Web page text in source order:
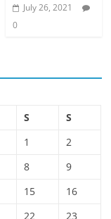
July 26, 2021
0
S
S
1
2
8
9
15
16
22
23